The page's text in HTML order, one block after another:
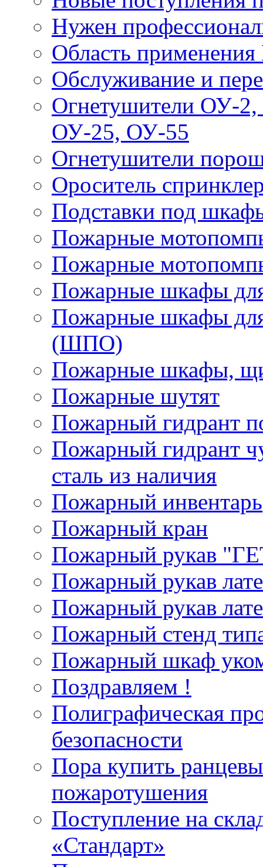
Нужен
Область
Обслуживание и
Огнетушители ОУ-
ОУ-25, ОУ-55
Огнетушители
Ороситель
Подставки под
Пожарные
Пожарные
Пожарные шкафы
Пожарные шкафы
(ШПО)
Пожарные шкафы,
Пожарные шутят
Пожарный гидрант
Пожарный гидрант
сталь из наличия
Пожарный инвентарь
Пожарный кран
Пожарный рукав
Пожарный рукав
Пожарный рукав
Пожарный стенд
Пожарный шкаф
Поздравляем !
Полиграфическая
безопасности
Пора купить
пожаротушения
Поступление на
«Стандарт»